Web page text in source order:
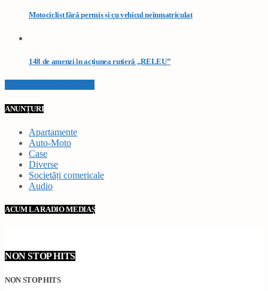
Motociclist fără permis și cu vehicul neînmatriculat
148 de amenzi în acțiunea rutieră „RELEU”
ANUNȚURI
Apartamente
Auto-Moto
Case
Diverse
Societăți comericale
Audio
ACUM LA RADIO MEDIAȘ
NON STOP HITS
NON STOP HITS